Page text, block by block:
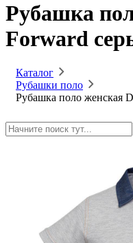
Рубашка
Forward
Каталог
Рубашки поло
Рубашка поло женская